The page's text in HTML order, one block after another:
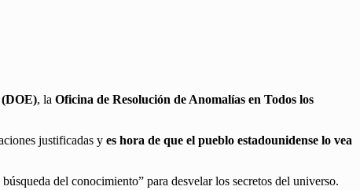
, la Oficina de Resolución de Anomalías en Todos los
justificadas y es hora de que el pueblo estadounidense lo vea
del conocimiento” para desvelar los secretos del universo.